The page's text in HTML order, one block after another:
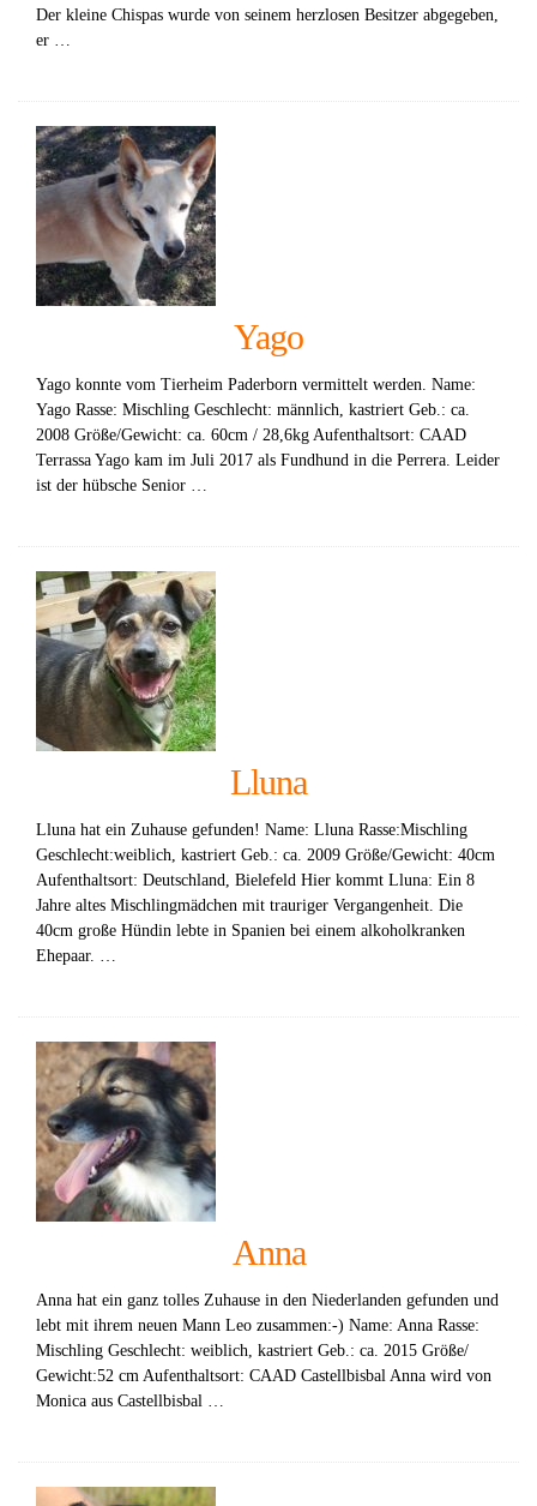
Der kleine Chispas wurde von seinem herzlosen Besitzer abgegeben,
er …
Yago
Yago konnte vom Tierheim Paderborn vermittelt werden. Name:
Yago Rasse: Mischling Geschlecht: männlich, kastriert Geb.: ca.
2008 Größe/Gewicht: ca. 60cm / 28,6kg Aufenthaltsort: CAAD
Terrassa Yago kam im Juli 2017 als Fundhund in die Perrera. Leider
ist der hübsche Senior …
Lluna
Lluna hat ein Zuhause gefunden! Name: Lluna Rasse:Mischling
Geschlecht:weiblich, kastriert Geb.: ca. 2009 Größe/Gewicht: 40cm
Aufenthaltsort: Deutschland, Bielefeld Hier kommt Lluna: Ein 8
Jahre altes Mischlingmädchen mit trauriger Vergangenheit. Die
40cm große Hündin lebte in Spanien bei einem alkoholkranken
Ehepaar. …
Anna
Anna hat ein ganz tolles Zuhause in den Niederlanden gefunden und
lebt mit ihrem neuen Mann Leo zusammen:-) Name: Anna Rasse:
Mischling Geschlecht: weiblich, kastriert Geb.: ca. 2015 Größe/
Gewicht:52 cm Aufenthaltsort: CAAD Castellbisbal Anna wird von
Monica aus Castellbisbal …